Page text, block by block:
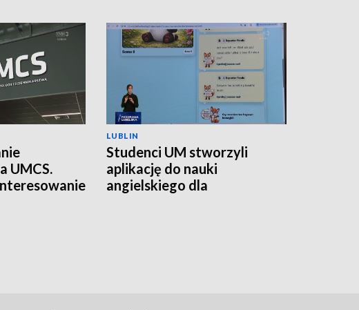
UMCS.
LUBLIN
Studenci UM stworzyli
aplikację do nauki
angielskiego dla